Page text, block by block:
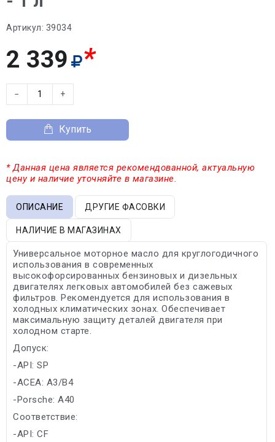
Артикул: 39034
2 339 *
− +
Купить
* Данная цена является рекомендованной, актуальную
цену и наличие уточняйте в магазине.
ОПИСАНИЕ ДРУГИЕ ФАСОВКИ
НАЛИЧИЕ В МАГАЗИНАХ
Универсальное моторное масло для круглогодичного
использования в современных
высокофорсированных бензиновых и дизельных
двигателях легковых автомобилей без сажевых
фильтров. Рекомендуется для использования в
холодных климатических зонах. Обеспечивает
максимальную защиту деталей двигателя при
холодном старте.
Допуск:
-API: SP
-ACEA: A3/B4
-Porsche: A40
Соответствие:
-API: CF